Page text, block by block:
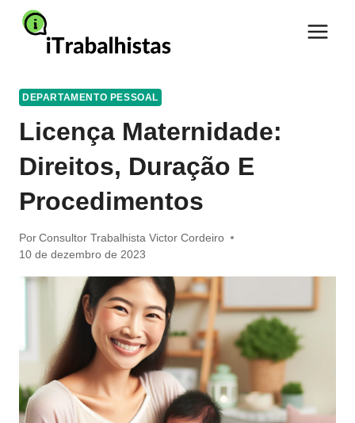
Pular
para
DEPARTAMENTO PESSOAL
Licença Maternidade:
Direitos, Duração E
Procedimentos
Por Consultor Trabalhista Victor Cordeiro
10 de dezembro de 2023